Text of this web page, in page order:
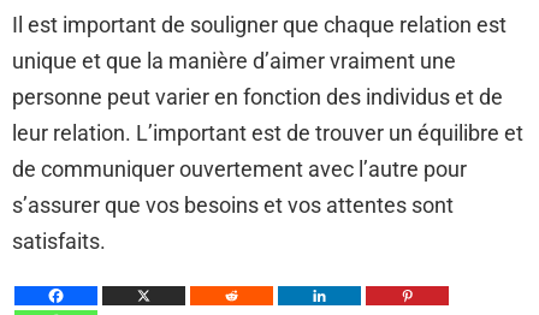
Il est important de souligner que chaque relation est
unique et que la manière d’aimer vraiment une
personne peut varier en fonction des individus et de
leur relation. L’important est de trouver un équilibre et
de communiquer ouvertement avec l’autre pour
s’assurer que vos besoins et vos attentes sont
satisfaits.